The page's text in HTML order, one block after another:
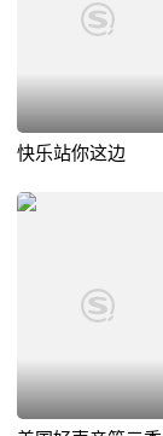
快乐站你这边